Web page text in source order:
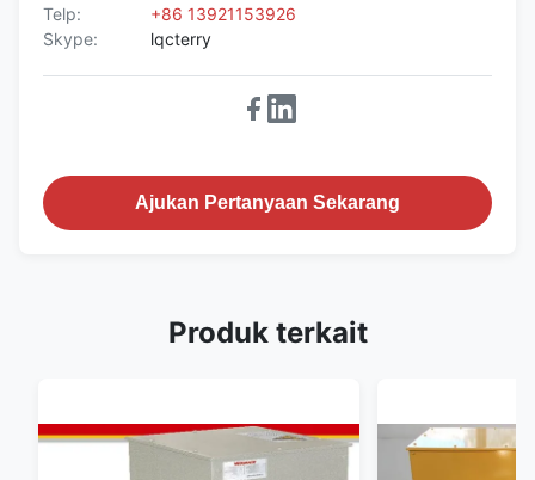
Telp:
+86 13921153926
Skype:
lqcterry
Ajukan Pertanyaan Sekarang
Produk terkait